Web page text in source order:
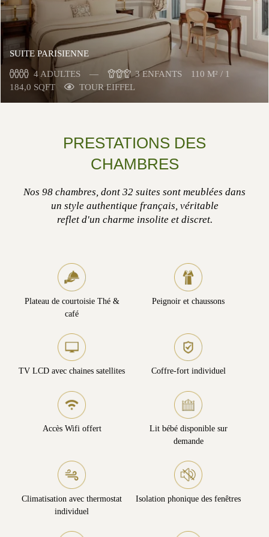
SUITE PARISIENNE
4 ADULTES 3 ENFANTS
110 M² / 1
184,0 SQFT
TOUR EIFFEL
PRESTATIONS DES
CHAMBRES
Nos 98 chambres, dont 32 suites sont meublées dans
un style authentique français, véritable
reflet d'un charme insolite et discret.
Plateau de courtoisie Thé &
café
Peignoir et chaussons
TV LCD avec chaines satellites Coffre-fort individuel
Accès Wifi offert
Lit bébé disponible sur
demande
Climatisation avec thermostat
individuel
Isolation phonique des fenêtres